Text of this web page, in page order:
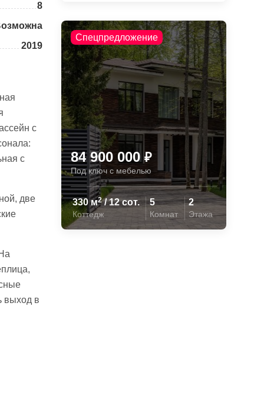
8
2019
с
с
две
выход в
Спецпредложение
84 900 000 ₽
Под ключ с мебелью
330 м2/ 12 сот.
Коттедж
5
Комнат
2
Этажа